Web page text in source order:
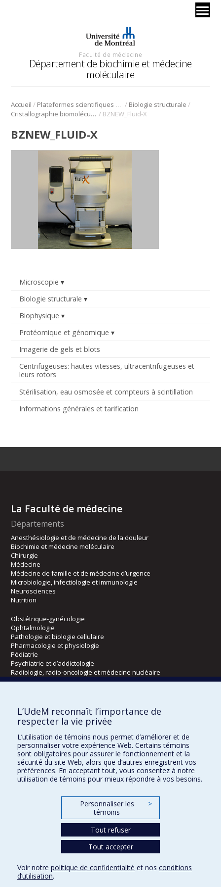
Faculté de médecine
Département de biochimie et médecine
moléculaire
Accueil / Plateformes scientifiques BMM / Biologie structurale /
Cristallographie biomoléculaire / BZNEW_Fluid-X
Microscopie
Biologie structurale
Biophysique
Protéomique et génomique
Imagerie de gels et blots
Centrifugeuses: hautes vitesses, ultracentrifugeuses et
leurs rotors
Stérilisation, eau osmosée et compteurs à scintillation
Informations générales et tarification
BZNEW_FLUID-X
La Faculté de médecine
Départements
Anesthésiologie et de médecine de la douleur
Biochimie et médecine moléculaire
Chirurgie
Médecine
Médecine de famille et de médecine d’urgence
Microbiologie, infectiologie et immunologie
Neurosciences
Nutrition
Obstétrique-gynécologie
Ophtalmologie
Pathologie et biologie cellulaire
Pharmacologie et physiologie
Pédiatrie
Psychiatrie et d’addictologie
Radiologie, radio-oncologie et médecine nucléaire
Écoles
Kinésiologie et des sciences de l’activité physique
Orthophonie et audiologie
Réadaptation
Directions
DPC
CPASS
L’UdeM reconnaît l’importance de
respecter la vie privée
L’utilisation de témoins nous permet d’améliorer et de
personnaliser votre expérience Web. Certains témoins
sont obligatoires pour assurer le fonctionnement et la
sécurité du site Web, alors que d’autres enregistrent vos
préférences. En acceptant tout, vous consentez à notre
utilisation de témoins pour mieux répondre à vos besoins.
Personnaliser les
témoins
>
Tout refuser
Tout accepter
Voir notre politique de confidentialité et nos conditions
d’utilisation.